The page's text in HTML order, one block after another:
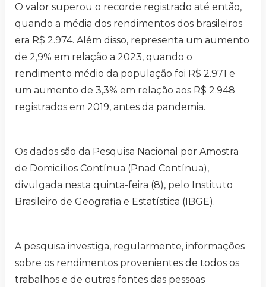
O valor superou o recorde registrado até então,
quando a média dos rendimentos dos brasileiros
era R$ 2.974. Além disso, representa um aumento
de 2,9% em relação a 2023, quando o
rendimento médio da população foi R$ 2.971 e
um aumento de 3,3% em relação aos R$ 2.948
registrados em 2019, antes da pandemia.
Os dados são da Pesquisa Nacional por Amostra
de Domicílios Contínua (Pnad Contínua),
divulgada nesta quinta-feira (8), pelo Instituto
Brasileiro de Geografia e Estatística (IBGE).
A pesquisa investiga, regularmente, informações
sobre os rendimentos provenientes de todos os
trabalhos e de outras fontes das pessoas